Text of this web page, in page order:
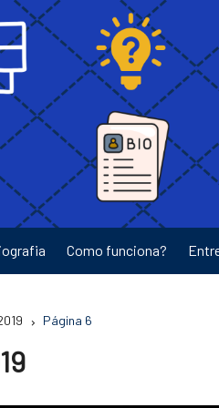
Como funciona?
Página 6